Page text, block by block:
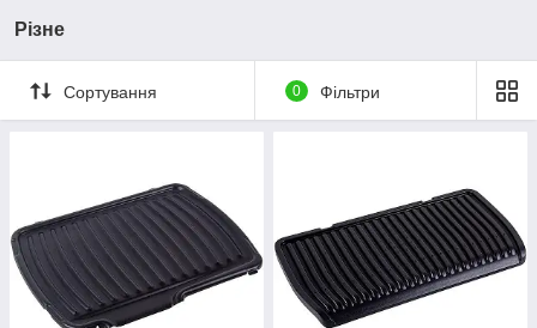
Різне
Сортування 0 Фільтри